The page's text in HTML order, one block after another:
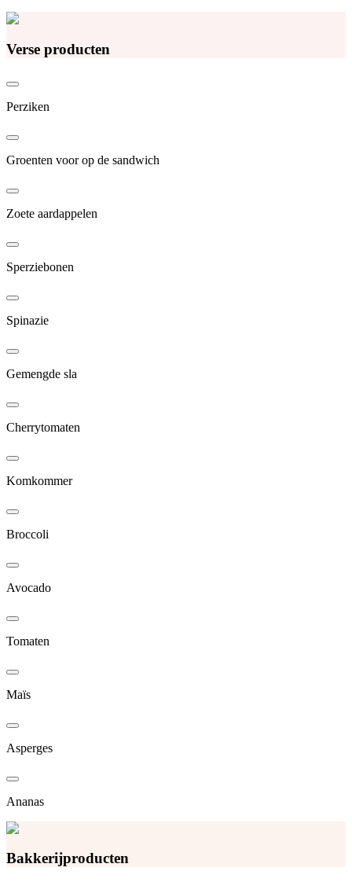
Verse producten
Perziken
Groenten voor op de sandwich
Zoete aardappelen
Sperziebonen
Spinazie
Gemengde sla
Cherrytomaten
Komkommer
Broccoli
Avocado
Tomaten
Maïs
Asperges
Ananas
Bakkerijproducten